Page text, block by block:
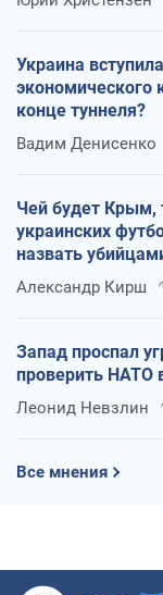
Украина
экономического
конце туннеля?
Вадим Денисенко
Чей будет Крым,
украинских
назвать
Александр Кирш
Запад проспал
проверить НАТО
Леонид Невзлин
Все мнения